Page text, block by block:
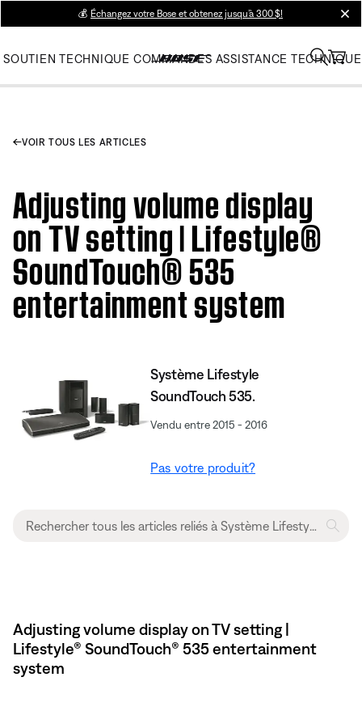
💰 Échangez votre Bose et obtenez jusqu’à 300 $!
SOUTIEN TECHNIQUE COMMANDES ASSISTANCE TECHNIQUE
VOIR TOUS LES ARTICLES
Adjusting volume display
on TV setting | Lifestyle®
SoundTouch® 535
entertainment system
Système Lifestyle
SoundTouch 535.
Vendu entre 2015 - 2016
Pas votre produit?
Adjusting volume display on TV setting |
Lifestyle® SoundTouch® 535 entertainment
system